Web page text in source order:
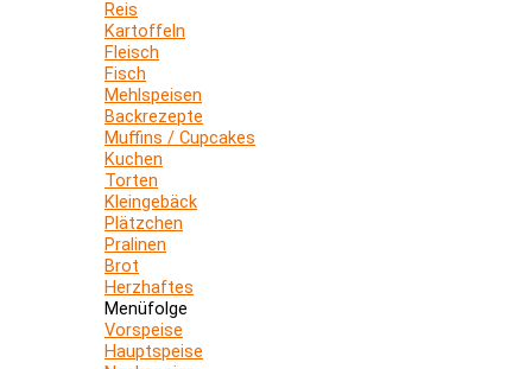
Reis
Kartoffeln
Fleisch
Fisch
Mehlspeisen
Backrezepte
Muffins / Cupcakes
Kuchen
Torten
Kleingebäck
Plätzchen
Pralinen
Brot
Herzhaftes
Menüfolge
Vorspeise
Hauptspeise